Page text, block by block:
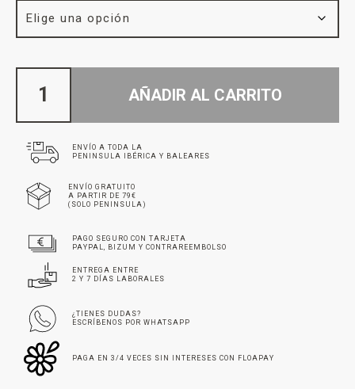
AÑADIR AL CARRITO
ENVÍO A TODA LA
PENINSULA IBÉRICA Y BALEARES
ENVÍO GRATUITO
A PARTIR DE 79€
(SOLO PENINSULA)
PAGO SEGURO CON TARJETA
PAYPAL, BIZUM Y CONTRAREEMBOLSO
ENTREGA ENTRE
2 Y 7 DÍAS LABORALES
¿TIENES DUDAS?
ESCRÍBENOS POR WHATSAPP
PAGA EN 3/4 VECES SIN INTERESES CON FLOAPAY